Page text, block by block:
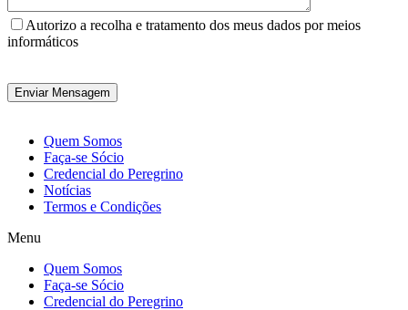
Autorizo a recolha e tratamento dos meus dados por meios
informáticos
Quem Somos
Faça-se Sócio
Credencial do Peregrino
Notícias
Termos e Condições
Menu
Quem Somos
Faça-se Sócio
Credencial do Peregrino